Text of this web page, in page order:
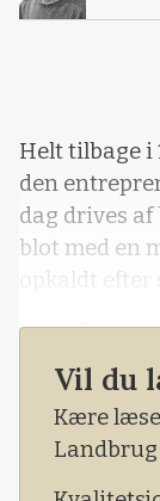
Helt tilbage i
den
dag drives af
blot med en
opkaldt efter
Skak
nyligt havde
Gaardes
Vil du
Kære
Landbrug